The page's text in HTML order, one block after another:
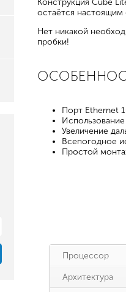
Конструкция Cube
остаётся настоящим
Нет никакой
пробки!
Порт Ethernet
Увеличение
Всепогодное
Простой
Процессор
Архитектура